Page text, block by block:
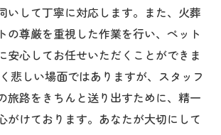
いして丁寧に対応します。また、火葬
の尊厳を重視した作業を行い、ペット
安心してお任せいただくことができま
悲しい場面ではありますが、スタッフ
旅路をきちんと送り出すために、精一
がけております。あなたが大切にして